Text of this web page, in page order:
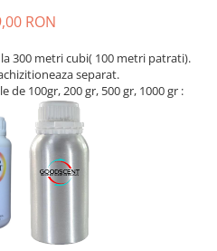
RON
300 metri cubi( 100 metri patrati).
separat.
de 100gr, 200 gr, 500 gr, 1000 gr :